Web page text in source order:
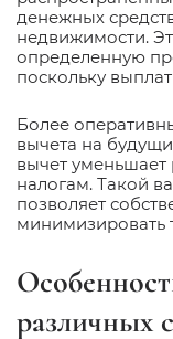
денежных
недвижимости.
определенную
поскольку
Более
вычета на
вычет
налогам. Такой
позволяет
минимизировать
различных